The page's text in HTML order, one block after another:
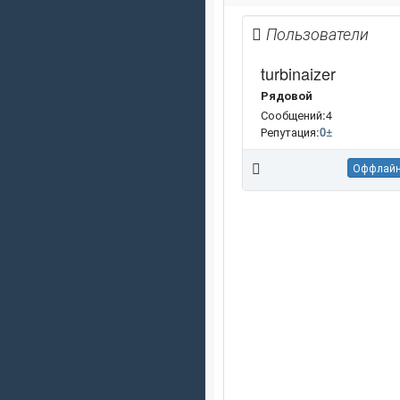
Пользователи
turbinaizer
Рядовой
Сообщений:4
Репутация:0±